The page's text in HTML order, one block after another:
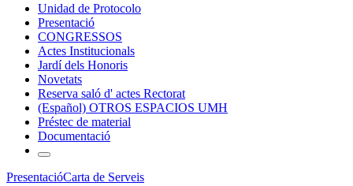
Unidad de Protocolo
Presentació
CONGRESSOS
Actes Institucionals
Jardí dels Honoris
Novetats
Reserva saló d' actes Rectorat
(Español) OTROS ESPACIOS UMH
Préstec de material
Documentació
PresentacióCarta de Serveis